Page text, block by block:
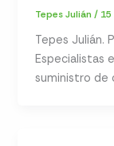
Tepes Julián/
Tepes Julián.
Especialistas
suministro de